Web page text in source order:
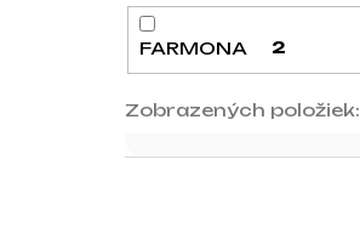
FARMONA 2
Zobrazených položiek: